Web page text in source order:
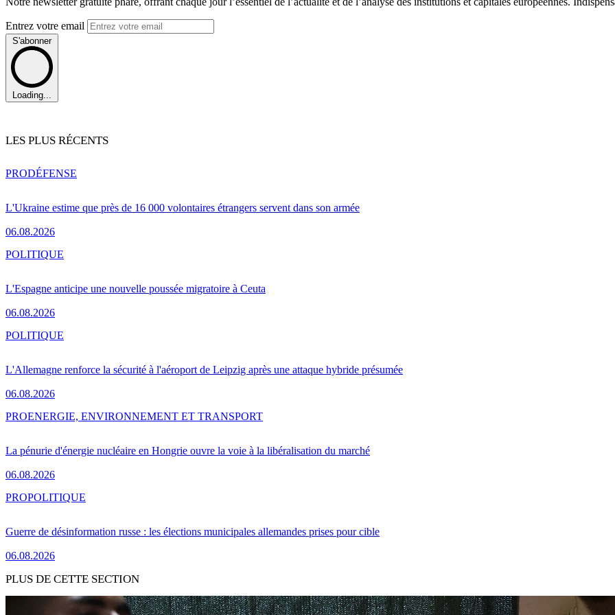
Entrez votre email
S'abonner
Loading...
LES PLUS RÉCENTS
L'Ukraine estime que près de 16 000 volontaires étrangers servent dans son armée
06.08.2026
PRODÉFENSE
L'Espagne anticipe une nouvelle poussée migratoire à Ceuta
06.08.2026
POLITIQUE
L'Allemagne renforce la sécurité à l'aéroport de Leipzig après une attaque hybride présumée
06.08.2026
POLITIQUE
La pénurie d'énergie nucléaire en Hongrie ouvre la voie à la libéralisation du marché
06.08.2026
PROENERGIE, ENVIRONNEMENT ET TRANSPORT
Guerre de désinformation russe : les élections municipales allemandes prises pour cible
06.08.2026
PROPOLITIQUE
PLUS DE CETTE SECTION